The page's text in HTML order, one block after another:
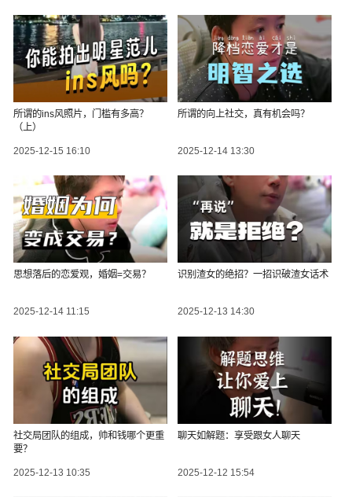
所谓的ins风照片，门槛有多高？
（上）
2025-12-15 16:10
所谓的向上社交，真有机会吗？
2025-12-14 13:30
思想落后的恋爱观，婚姻=交易？
2025-12-14 11:15
识别渣女的绝招？一招识破渣女话术
2025-12-13 14:30
社交局团队的组成，帅和钱哪个更重
要？
2025-12-13 10:35
聊天如解题：享受跟女人聊天
2025-12-12 15:54